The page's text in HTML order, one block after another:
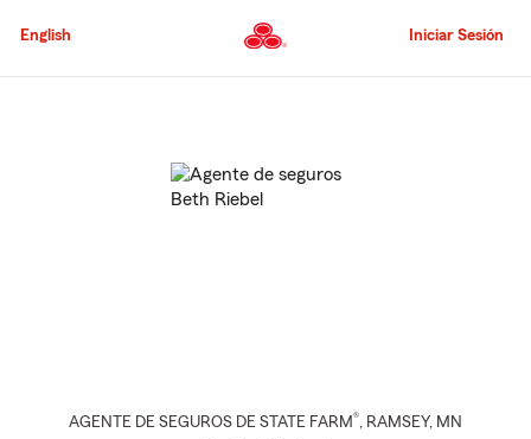
al
principal
English Iniciar Sesión
AGENTE DE SEGUROS DE STATE FARM®, RAMSEY, MN